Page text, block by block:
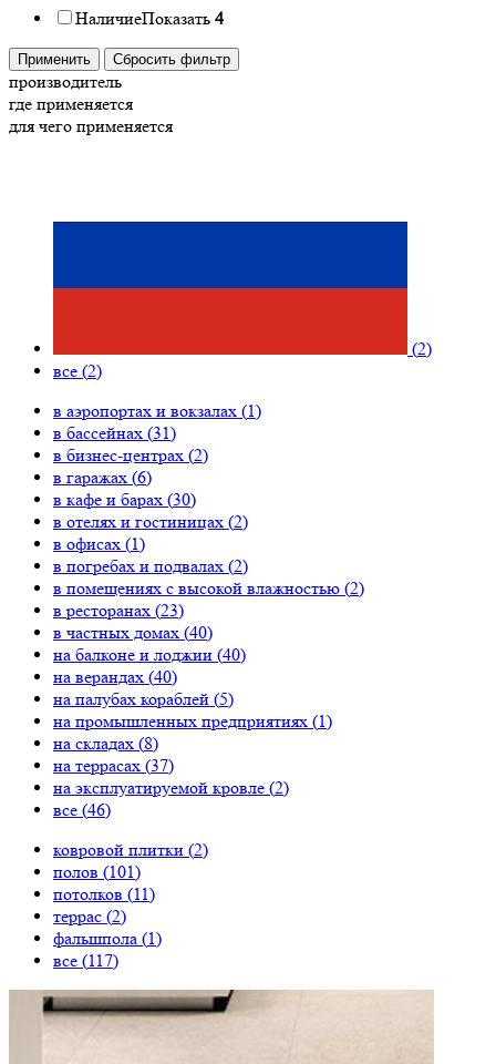
НаличиеПоказать 4
Применить Сбросить фильтр
производитель
где применяется
для чего применяется
(2)
все (2)
в аэропортах и вокзалах (1)
в бассейнах (31)
в бизнес-центрах (2)
в гаражах (6)
в кафе и барах (30)
в отелях и гостиницах (2)
в офисах (1)
в погребах и подвалах (2)
в помещениях с высокой влажностью (2)
в ресторанах (23)
в частных домах (40)
на балконе и лоджии (40)
на верандах (40)
на палубах кораблей (5)
на промышленных предприятиях (1)
на складах (8)
на террасах (37)
на эксплуатируемой кровле (2)
все (46)
ковровой плитки (2)
полов (101)
потолков (11)
террас (2)
фальшпола (1)
все (117)